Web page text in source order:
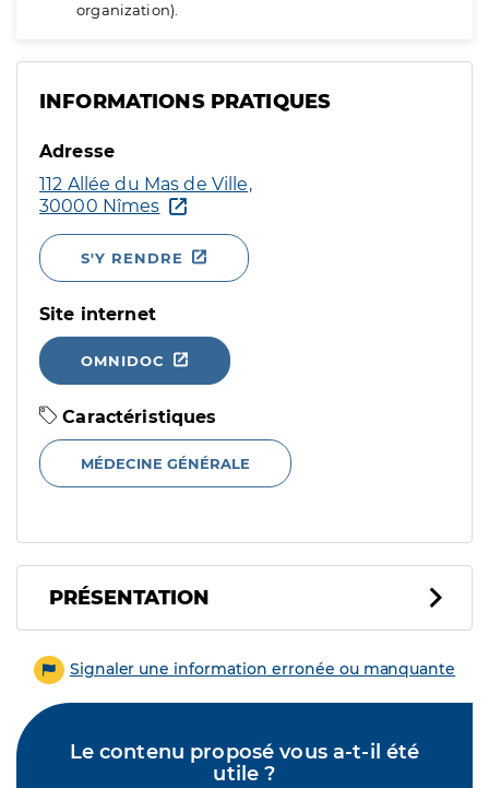
organization).
INFORMATIONS PRATIQUES
Adresse
112 Allée du Mas de Ville,
30000 Nîmes
S'Y RENDRE
Site internet
OMNIDOC
Caractéristiques
MÉDECINE GÉNÉRALE
PRÉSENTATION
Signaler une information erronée ou manquante
Le contenu proposé vous a-t-il été
utile ?